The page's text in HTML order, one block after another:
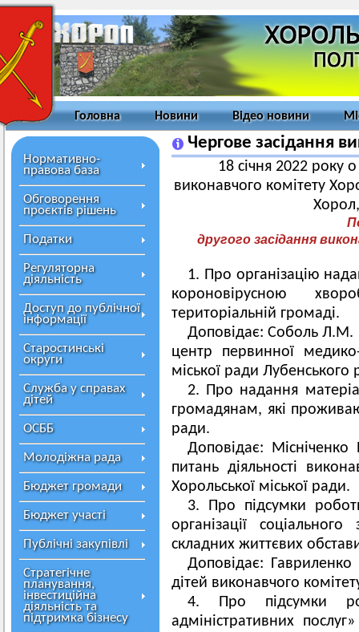
Головна Новини Відео новини
Нормативно-
правова база
Обговорення
проєктів рішень
Податки
Регуляторна
діяльність
Доступ до публічної
інформації
Старостинські
округи
Служба у справах
дітей
ОСББ
Молодіжна рада
Бюджет громади
Бюджет участі
Публічні закупівлі
Стратегічне
планування,
інвестиційна
діяльність та
підтримка бізнесу
Чергове засідання
18 січня 2022 року
виконавчого комітету
другого засідання
1. Про організацію
короновірусною
територіальній громаді.
Доповідає: Соболь Л.М.
центр первинної
міської ради Лубенського
2. Про надання
громадянам, які
ради.
Доповідає:
питань діяльності
Хорольської міської ради.
3. Про підсумки
організації
складних життєвих
Доповідає:
дітей виконавчого
4. Про підсумки
адміністративних